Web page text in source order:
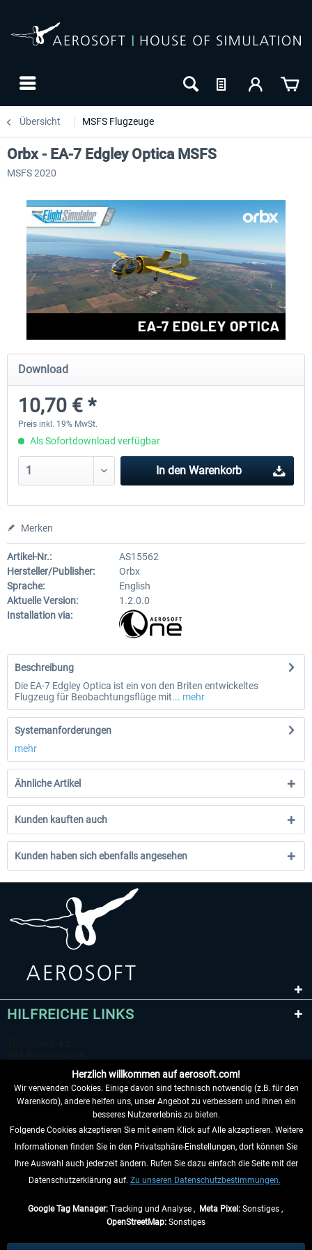
Übersicht MSFS Flugzeuge
FlightSim Studio - E-Jets 170/175
39,95 € *
Orbx - EA-7 Edgley Optica MSFS
MSFS 2020
Download
10,70 € *
Preis inkl. 19% MwSt.
Als Sofortdownload verfügbar
In den Warenkorb
Merken
Artikel-Nr.:
AS15562
Hersteller/Publisher:
Orbx
Sprache:
English
Aktuelle Version:
1.2.0.0
Installation via:
Beschreibung
Die EA-7 Edgley Optica ist ein von den Briten entwickeltes
Flugzeug für Beobachtungsflüge mit... mehr
Systemanforderungen
mehr
Ähnliche Artikel
Kunden kauften auch
Kunden haben sich ebenfalls angesehen
HILFREICHE LINKS
VERTRAG WIDERRUFEN
INFORMATIONEN
Herzlich willkommen auf aerosoft.com!
Wir verwenden Cookies. Einige davon sind technisch notwendig (z.B. für den
Warenkorb), andere helfen uns, unser Angebot zu verbessern und Ihnen ein
besseres Nutzererlebnis zu bieten.
Folgende Cookies akzeptieren Sie mit einem Klick auf Alle akzeptieren. Weitere
Informationen finden Sie in den Privatsphäre-Einstellungen, dort können Sie
Ihre Auswahl auch jederzeit ändern. Rufen Sie dazu einfach die Seite mit der
Datenschutzerklärung auf. Zu unseren Datenschutzbestimmungen.
Google Tag Manager:Tracking und Analyse , Meta Pixel:Sonstiges ,
OpenStreetMap: Sonstiges